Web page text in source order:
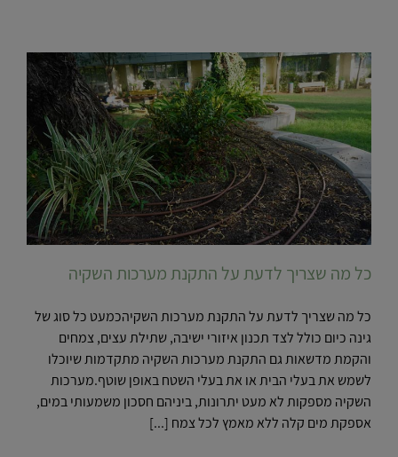
כל מה שצריך לדעת על התקנת מערכות השקיה
כל מה שצריך לדעת על התקנת מערכות השקיהכמעט כל סוג של
גינה כיום כולל לצד תכנון איזורי ישיבה, שתילת עצים, צמחים
והקמת מדשאות גם התקנת מערכות השקיה מתקדמות שיוכלו
לשמש את בעלי הבית או את בעלי השטח באופן שוטף.מערכות
השקיה מספקות לא מעט יתרונות, ביניהם חסכון משמעותי במים,
אספקת מים קלה ללא מאמץ לכל צמח [...]